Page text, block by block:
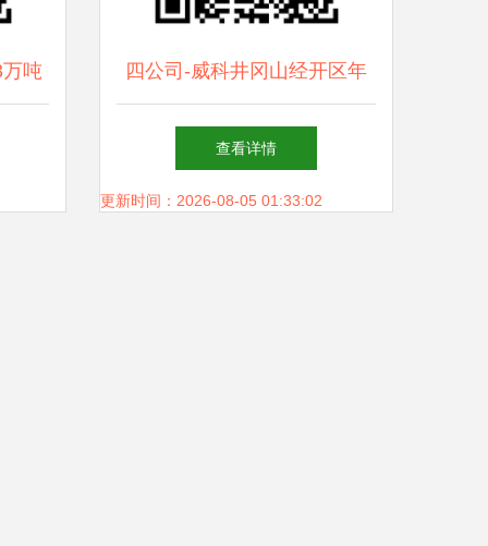
吨
项
次
四公司-威科井冈山经开区年
产3万吨长碳链脂肪酸酰胺系
列产品项目机电劳务分包工程
查看详情
更新时间：2026-08-05 01:33:02